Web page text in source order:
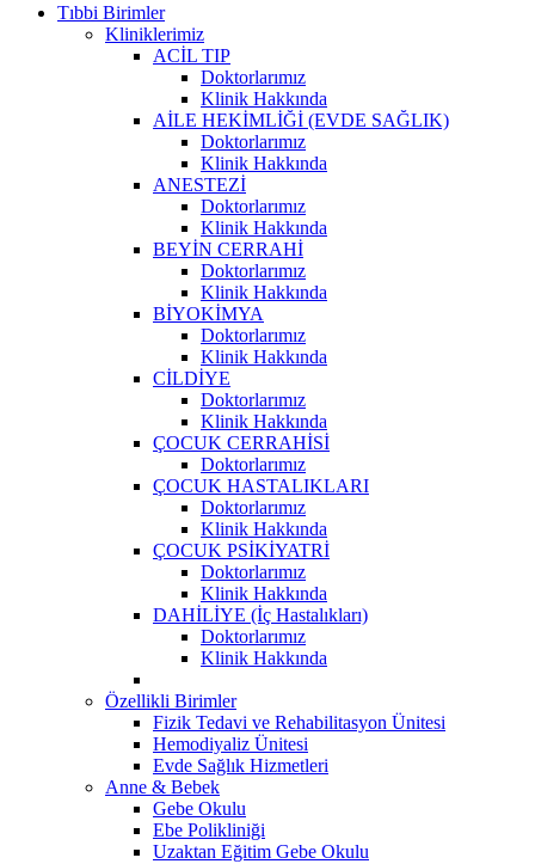
Tıbbi Birimler
Kliniklerimiz
ACİL TIP
Doktorlarımız
Klinik Hakkında
AİLE HEKİMLİĞİ (EVDE SAĞLIK)
Doktorlarımız
Klinik Hakkında
ANESTEZİ
Doktorlarımız
Klinik Hakkında
BEYİN CERRAHİ
Doktorlarımız
Klinik Hakkında
BİYOKİMYA
Doktorlarımız
Klinik Hakkında
CİLDİYE
Doktorlarımız
Klinik Hakkında
ÇOCUK CERRAHİSİ
Doktorlarımız
ÇOCUK HASTALIKLARI
Doktorlarımız
Klinik Hakkında
ÇOCUK PSİKİYATRİ
Doktorlarımız
Klinik Hakkında
DAHİLİYE (İç Hastalıkları)
Doktorlarımız
Klinik Hakkında
Özellikli Birimler
Fizik Tedavi ve Rehabilitasyon Ünitesi
Hemodiyaliz Ünitesi
Evde Sağlık Hizmetleri
Anne & Bebek
Gebe Okulu
Ebe Polikliniği
Uzaktan Eğitim Gebe Okulu